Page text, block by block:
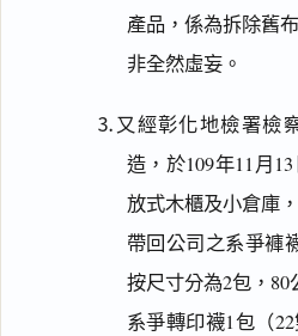
產品，係為拆除舊
非全然虛妄。
⒊又經彰化地檢署檢
造，於109年11月
放式木櫃及小倉庫
帶回公司之系爭褲
按尺寸分為2包，80
系爭轉印襪1包（